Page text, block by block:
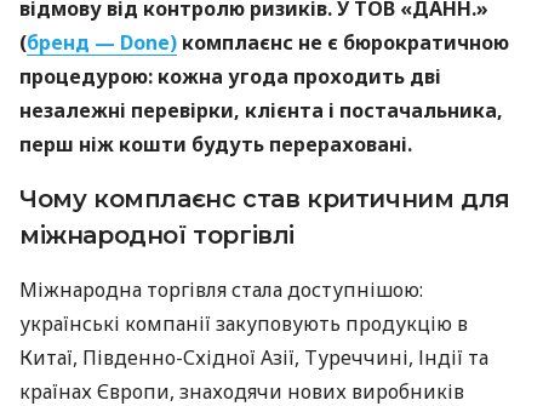
відмову від контролю ризиків. У ТОВ «ДАНН.»
(бренд — Done) комплаєнс не є бюрократичною
процедурою: кожна угода проходить дві
незалежні перевірки, клієнта і постачальника,
перш ніж кошти будуть перераховані.
Чому комплаєнс став критичним для
міжнародної торгівлі
Міжнародна торгівля стала доступнішою:
українські компанії закуповують продукцію в
Китаї, Південно-Східної Азії, Туреччині, Індії та
країнах Європи, знаходячи нових виробників